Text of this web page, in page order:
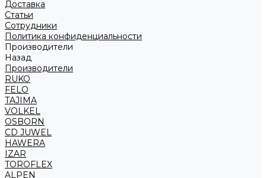
Доставка
Статьи
Сотрудники
Политика конфиденциальности
Производители
Назад
Производители
RUKO
FELO
TAJIMA
VOLKEL
OSBORN
CD JUWEL
HAWERA
IZAR
TOROFLEX
ALPEN